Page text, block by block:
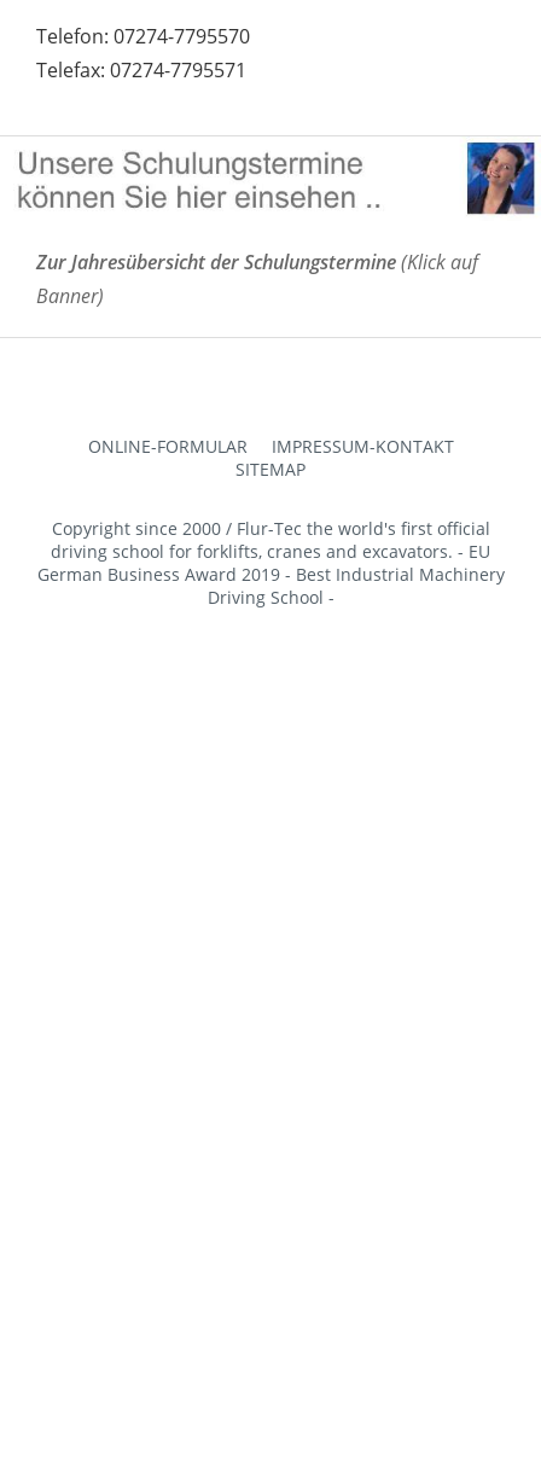
Telefon: 07274-7795570
Telefax: 07274-7795571
Zur Jahresübersicht der Schulungstermine(Klick auf
Banner)
ONLINE-FORMULAR
IMPRESSUM-KONTAKT
SITEMAP
Copyright since 2000 / Flur-Tec the world's first official
driving school for forklifts, cranes and excavators. - EU
German Business Award 2019 - Best Industrial Machinery
Driving School -